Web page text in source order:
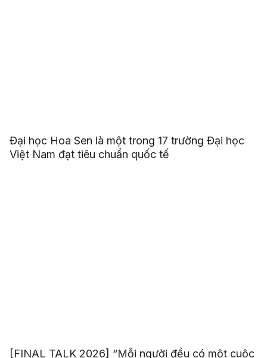
Đại học Hoa Sen là một trong 17 trường Đại học
Việt Nam đạt tiêu chuẩn quốc tế
[FINAL TALK 2026] “Mỗi người đều có một cuộc